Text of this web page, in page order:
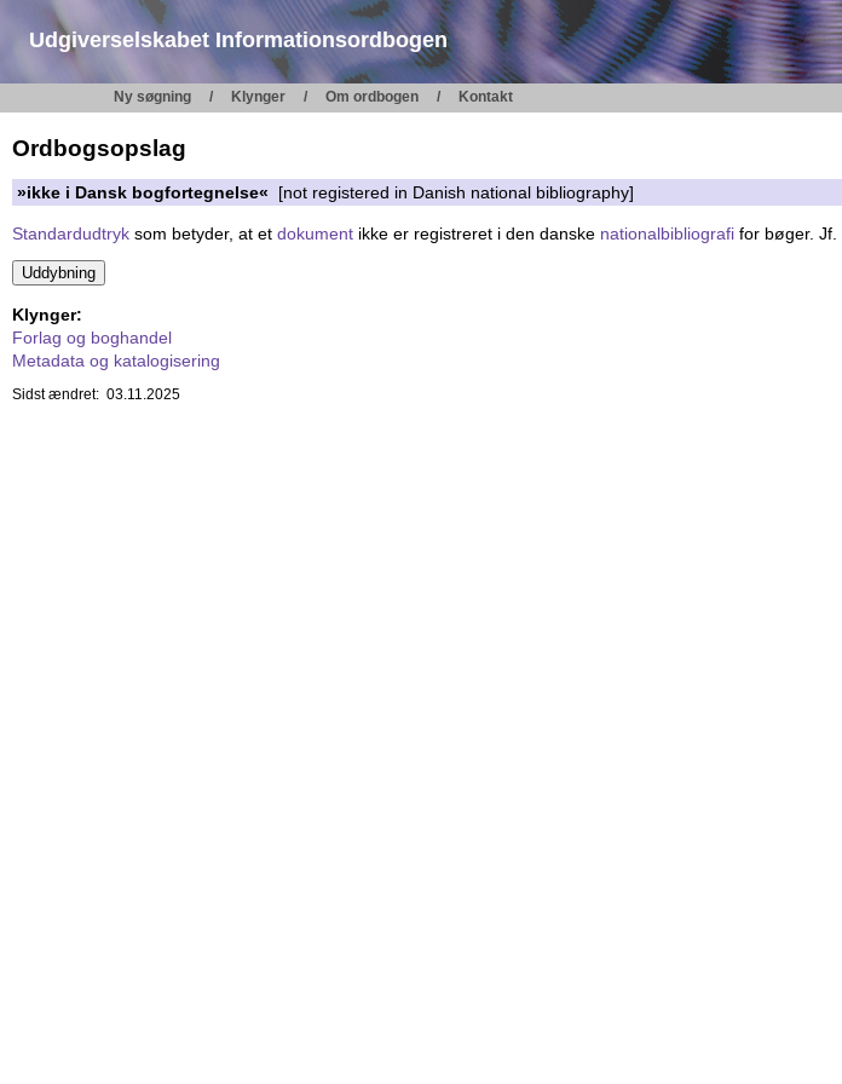
Udgiverselskabet Informationsordbogen
Ny søgning Klynger Om ordbogen Kontakt
Ordbogsopslag
»ikke i Dansk bogfortegnelse« [not registered in Danish national bibliography]
Standardudtryk som betyder, at et dokument ikke er registreret i den danske nationalbibliografi for bøger. Jf.
Klynger:
Forlag og boghandel
Metadata og katalogisering
Sidst ændret: 03.11.2025